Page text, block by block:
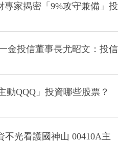
家揭密「9%攻守兼備」投
金投信董事長尤昭文：投信
動QQQ」投資哪些股票？
光看護國神山 00410A主